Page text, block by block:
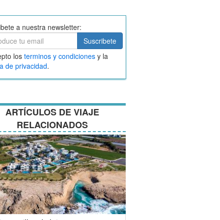
a nuestra newsletter:
Suscribete
los terminos y condiciones y la
de privacidad.
ARTÍCULOS DE VIAJE
RELACIONADOS